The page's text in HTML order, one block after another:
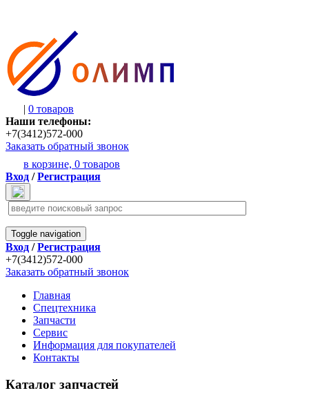
| 0 товаров
Наши телефоны:
+7(3412)572-000
Заказать обратный звонок
в корзине, 0 товаров
Вход /Регистрация
Toggle navigation
Вход /Регистрация
+7(3412)572-000
Заказать обратный звонок
Главная
Спецтехника
Запчасти
Сервис
Информация для покупателей
Контакты
Каталог запчастей